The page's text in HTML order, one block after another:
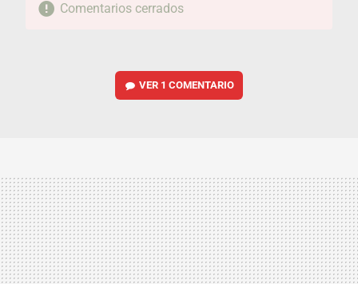
Comentarios cerrados
VER 1 COMENTARIO